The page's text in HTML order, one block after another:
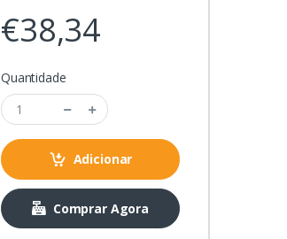
€38,34
Quantidade
Adicionar
Comprar Agora